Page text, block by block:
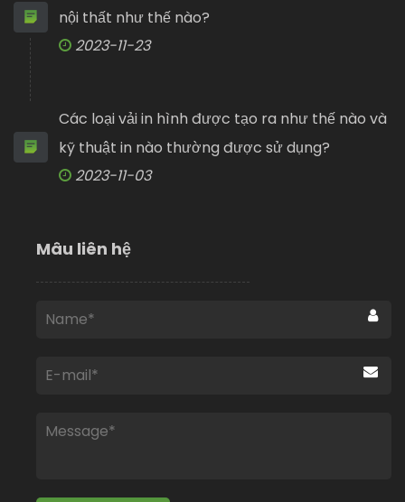
nội thất như thế nào?
2023-11-23
Các loại vải in hình được tạo ra như thế nào và
kỹ thuật in nào thường được sử dụng?
2023-11-03
Mâu liên hệ